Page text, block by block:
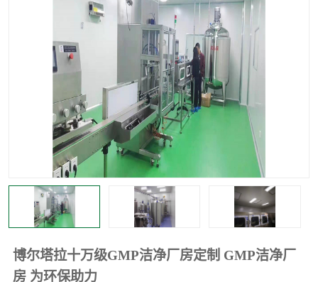
博尔塔拉十万级GMP洁净厂房定制 GMP洁净厂
房 为环保助力
净化车间工程 GMP车间